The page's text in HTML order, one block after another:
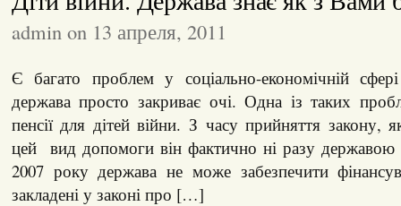
admin on 13 апреля, 2011
Є багато проблем у соціально-економічній
держава просто закриває очі. Одна із таких
пенсії для дітей війни. З часу прийняття закону,
цей вид допомоги він фактично ні разу
2007 року держава не може забезпечити
закладені у законі про […]